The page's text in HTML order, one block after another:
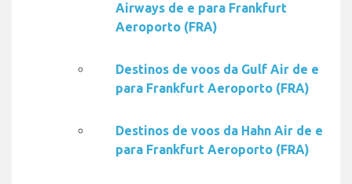
Airways de e para Frankfurt
Aeroporto (FRA)
Destinos de voos da Gulf Air de e
para Frankfurt Aeroporto (FRA)
Destinos de voos da Hahn Air de e
para Frankfurt Aeroporto (FRA)